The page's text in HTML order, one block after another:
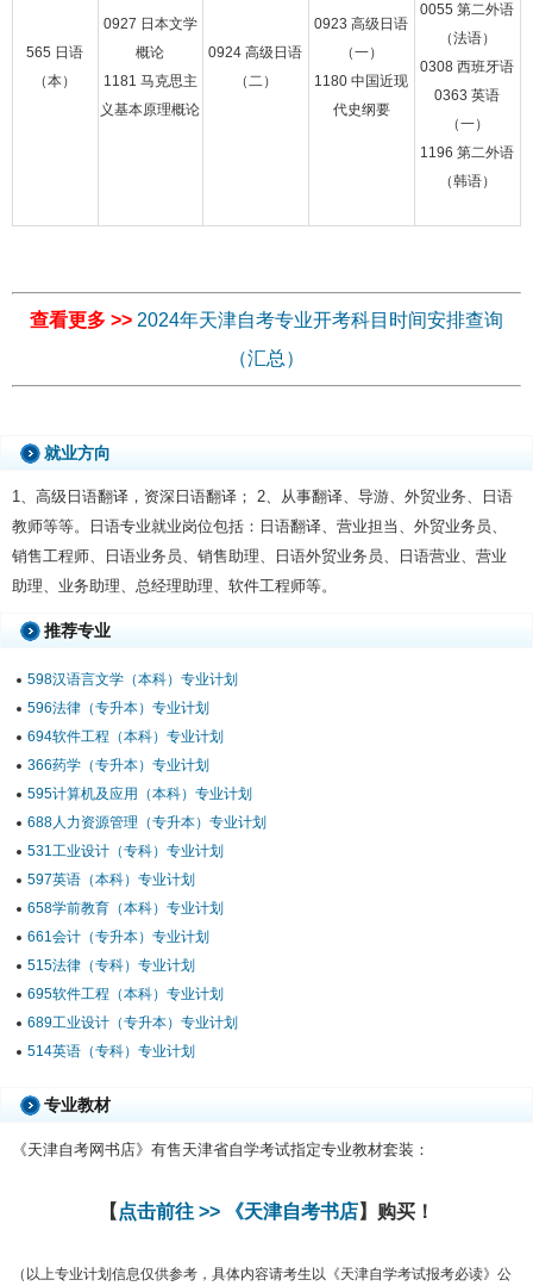
565 日语
（本）
0927 日本文学
概论
1181 马克思主
义基本原理概论
0924 高级日语
（二）
0923 高级日语
（一）
1180 中国近现
代史纲要
0055 第二外语
（法语）
0308 西班牙语
0363 英语
（一）
1196 第二外语
（韩语）
查看更多 >> 2024年天津自考专业开考科目时间安排查询
（汇总）
就业方向
1、高级日语翻译，资深日语翻译； 2、从事翻译、导游、外贸业务、日语
教师等等。日语专业就业岗位包括：日语翻译、营业担当、外贸业务员、
销售工程师、日语业务员、销售助理、日语外贸业务员、日语营业、营业
助理、业务助理、总经理助理、软件工程师等。
推荐专业
598汉语言文学（本科）专业计划
596法律（专升本）专业计划
694软件工程（本科）专业计划
366药学（专升本）专业计划
595计算机及应用（本科）专业计划
688人力资源管理（专升本）专业计划
531工业设计（专科）专业计划
597英语（本科）专业计划
658学前教育（本科）专业计划
661会计（专升本）专业计划
515法律（专科）专业计划
695软件工程（本科）专业计划
689工业设计（专升本）专业计划
514英语（专科）专业计划
专业教材
《天津自考网书店》有售天津省自学考试指定专业教材套装：
【 点击前往 >> 《天津自考书店】购买！
（以上专业计划信息仅供参考，具体内容请考生以《天津自学考试报考必读》公